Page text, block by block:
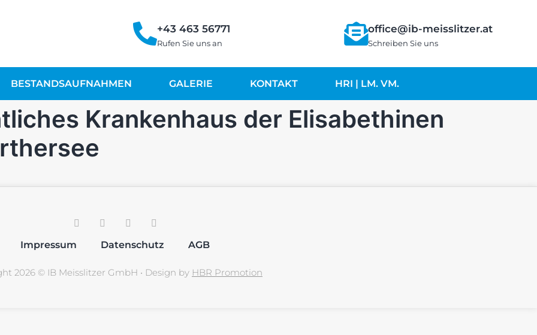
+43 463 56771
Rufen Sie uns an
office@ib-meisslitzer.at
Schreiben Sie uns
BESTANDSAUFNAHMEN GALERIE KONTAKT HRI | LM. VM.
Krankenhaus der Elisabethinen
Impressum Datenschutz AGB
2026 © IB Meisslitzer GmbH • Design by HBR Promotion